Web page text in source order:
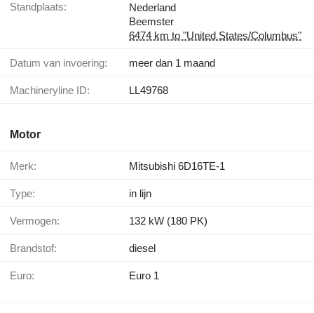
Standplaats:
Nederland
Beemster
6474 km to "United States/Columbus"
Datum van invoering: meer dan 1 maand
Machineryline ID: LL49768
Motor
Merk: Mitsubishi 6D16TE-1
Type: in lijn
Vermogen: 132 kW (180 PK)
Brandstof: diesel
Euro: Euro 1